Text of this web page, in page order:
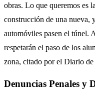
obras. Lo que queremos es
construcción de una nueva,
automóviles pasen el túnel.
respetarán el paso de los
zona, citado por el Diario de
Denuncias Penales y